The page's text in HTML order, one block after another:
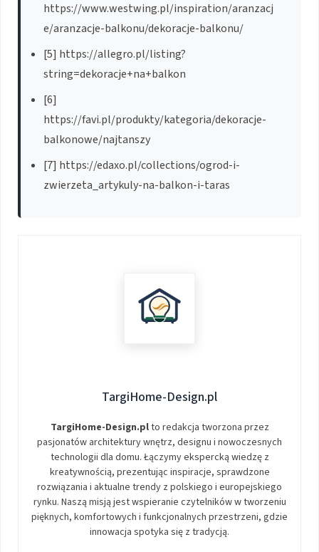
https://www.westwing.pl/inspiration/aranzacj
e/aranzacje-balkonu/dekoracje-balkonu/
[5] https://allegro.pl/listing?
string=dekoracje+na+balkon
[6]
https://favi.pl/produkty/kategoria/dekoracje-
balkonowe/najtanszy
[7] https://edaxo.pl/collections/ogrod-i-
zwierzeta_artykuly-na-balkon-i-taras
TargiHome-Design.pl
TargiHome-Design.plto redakcja tworzona przez
pasjonatów architektury wnętrz, designu i nowoczesnych
technologii dla domu. Łączymy ekspercką wiedzę z
kreatywnością, prezentując inspiracje, sprawdzone
rozwiązania i aktualne trendy z polskiego i europejskiego
rynku. Naszą misją jest wspieranie czytelników w tworzeniu
pięknych, komfortowych i funkcjonalnych przestrzeni, gdzie
innowacja spotyka się z tradycją.